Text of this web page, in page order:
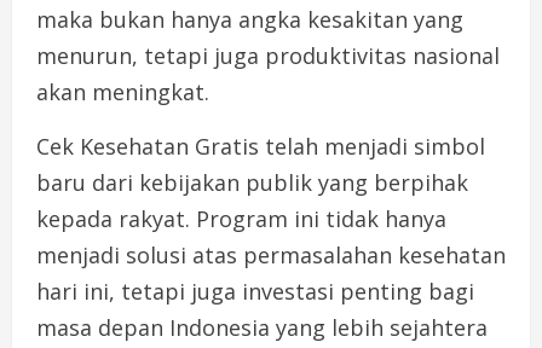
maka bukan hanya angka kesakitan yang
menurun, tetapi juga produktivitas nasional
akan meningkat.
Cek Kesehatan Gratis telah menjadi simbol
baru dari kebijakan publik yang berpihak
kepada rakyat. Program ini tidak hanya
menjadi solusi atas permasalahan kesehatan
hari ini, tetapi juga investasi penting bagi
masa depan Indonesia yang lebih sejahtera